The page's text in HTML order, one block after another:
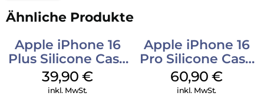
Ähnliche Produkte
Apple iPhone 16
Plus Silicone Case
MagSafe Plum
39,90€
inkl. MwSt.
Apple iPhone 16
Pro Silicone Case
MagSafe Stone
Gray
60,90€
inkl. MwSt.